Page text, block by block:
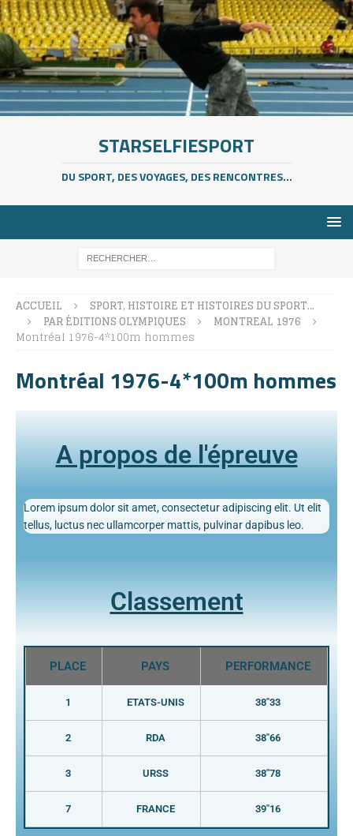
STARSELFIESPORT
DU SPORT, DES VOYAGES, DES RENCONTRES...
ACCUEIL
SPORT, HISTOIRE ET HISTOIRES DU SPORT…
PAR ÉDITIONS OLYMPIQUES
MONTREAL 1976
Montréal 1976-4*100m hommes
Montréal 1976-4*100m hommes
A propos de l'épreuve
Lorem ipsum dolor sit amet, consectetur adipiscing elit. Ut elit
tellus, luctus nec ullamcorper mattis, pulvinar dapibus leo.
Classement
PLACE PAYS PERFORMANCE
1 ETATS-UNIS 38"33
2 RDA 38"66
3 URSS 38"78
7 FRANCE 39"16